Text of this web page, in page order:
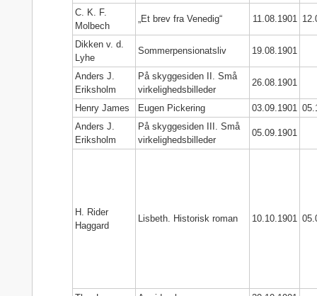
C. K. F.
Molbech
„Et brev fra Venedig“ 11.08.1901
Dikken v. d.
Lyhe
Sommerpensionatsliv 19.08.1901
Anders J.
Eriksholm
På skyggesiden II. Små
virkelighedsbilleder
26.08.1901
Henry James Eugen Pickering 03.09.1901
Anders J.
Eriksholm
På skyggesiden III. Små
virkelighedsbilleder
05.09.1901
H. Rider
Haggard
Lisbeth. Historisk roman 10.10.1901